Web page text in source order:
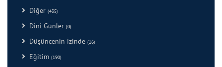
Diğer (435)
Dini Günler (0)
Düşüncenin İzinde (16)
Eğitim (190)